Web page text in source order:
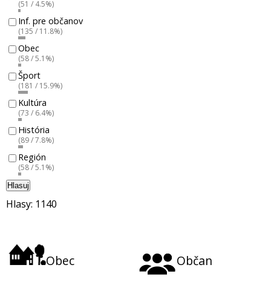
(51 / 4.5%)
Inf. pre občanov
(135 / 11.8%)
Obec
(58 / 5.1%)
Šport
(181 / 15.9%)
Kultúra
(73 / 6.4%)
História
(89 / 7.8%)
Región
(58 / 5.1%)
Hlasuj
Hlasy: 1140
Obec Občan